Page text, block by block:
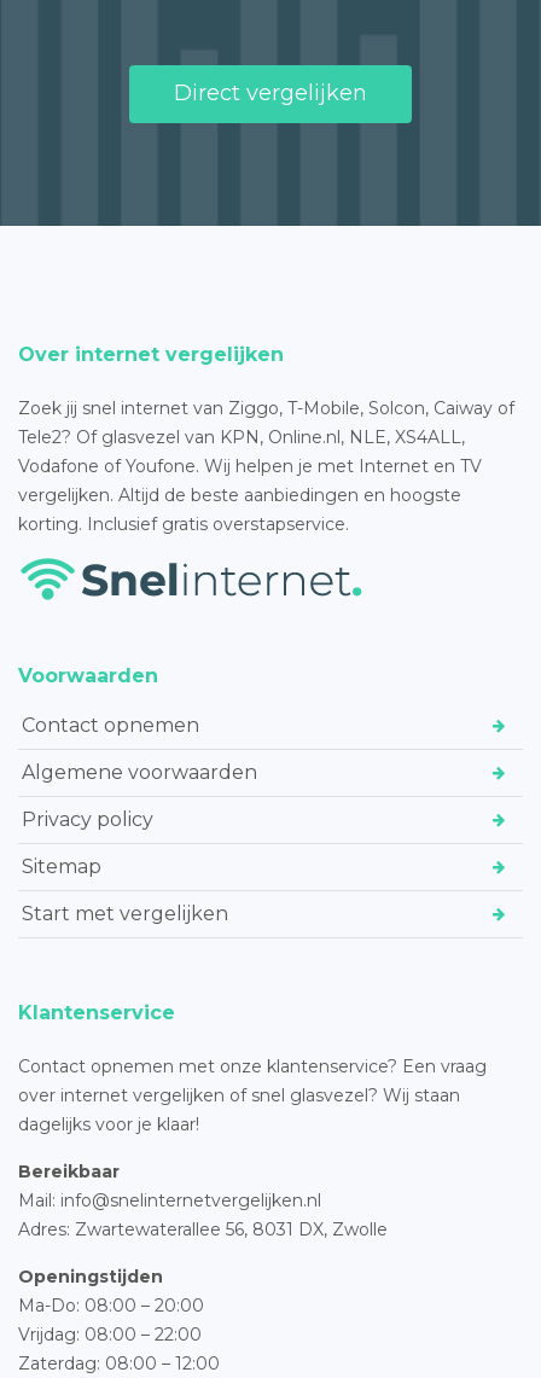
Direct vergelijken
Over internet vergelijken
Zoek jij snel internet van Ziggo, T-Mobile, Solcon, Caiway of
Tele2? Of glasvezel van KPN, Online.nl, NLE, XS4ALL,
Vodafone of Youfone. Wij helpen je met Internet en TV
vergelijken. Altijd de beste aanbiedingen en hoogste
korting. Inclusief gratis overstapservice.
Voorwaarden
Contact opnemen
Algemene voorwaarden
Privacy policy
Sitemap
Start met vergelijken
Klantenservice
Contact opnemen met onze klantenservice? Een vraag
over internet vergelijken of snel glasvezel? Wij staan
dagelijks voor je klaar!
Bereikbaar
Mail: info@snelinternetvergelijken.nl
Adres: Zwartewaterallee 56, 8031 DX, Zwolle
Openingstijden
Ma-Do: 08:00 – 20:00
Vrijdag: 08:00 – 22:00
Zaterdag: 08:00 – 12:00